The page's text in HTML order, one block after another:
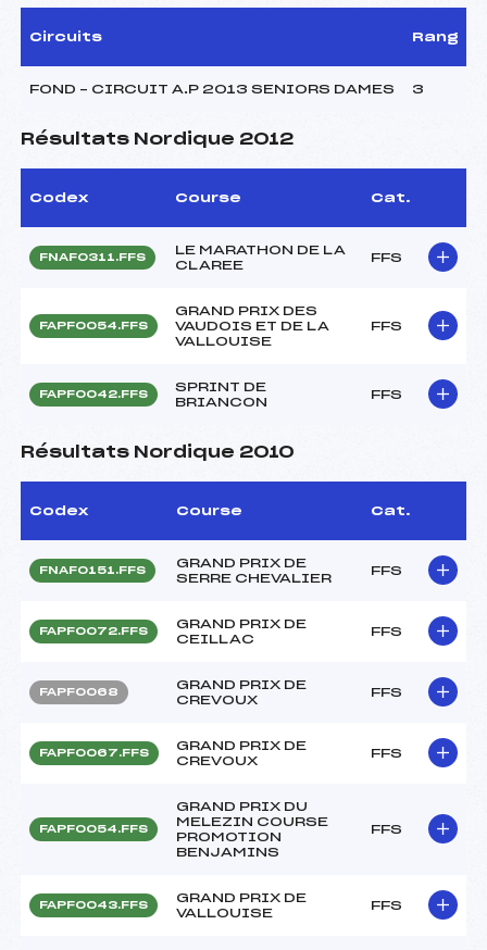
Circuits Rang
FOND – CIRCUIT A.P 2013 SENIORS DAMES 3
Résultats Nordique 2012
Codex Course Cat.
FNAF0311.FFS
LE MARATHON DE LA
CLAREE
FFS
FAPF0054.FFS
GRAND PRIX DES
VAUDOIS ET DE LA
VALLOUISE
FFS
FAPF0042.FFS
SPRINT DE
BRIANCON
FFS
Résultats Nordique 2010
Codex Course Cat.
FNAF0151.FFS
GRAND PRIX DE
SERRE CHEVALIER
FFS
FAPF0072.FFS
GRAND PRIX DE
CEILLAC
FFS
FAPF0068
GRAND PRIX DE
CREVOUX
FFS
FAPF0067.FFS
GRAND PRIX DE
CREVOUX
FFS
FAPF0054.FFS
GRAND PRIX DU
MELEZIN COURSE
PROMOTION
BENJAMINS
FFS
FAPF0043.FFS
GRAND PRIX DE
VALLOUISE
FFS